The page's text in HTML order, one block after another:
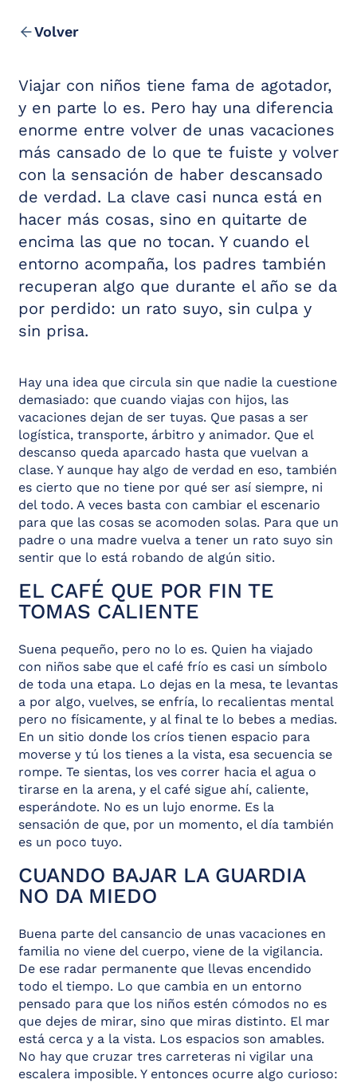
Ocio en la Zona
Volver
Viajar con niños tiene fama de agotador,
y en parte lo es. Pero hay una diferencia
enorme entre volver de unas vacaciones
más cansado de lo que te fuiste y volver
con la sensación de haber descansado
de verdad. La clave casi nunca está en
hacer más cosas, sino en quitarte de
encima las que no tocan. Y cuando el
entorno acompaña, los padres también
recuperan algo que durante el año se da
por perdido: un rato suyo, sin culpa y
sin prisa.
Hay una idea que circula sin que nadie la cuestione
demasiado: que cuando viajas con hijos, las
vacaciones dejan de ser tuyas. Que pasas a ser
logística, transporte, árbitro y animador. Que el
descanso queda aparcado hasta que vuelvan a
clase. Y aunque hay algo de verdad en eso, también
es cierto que no tiene por qué ser así siempre, ni
del todo. A veces basta con cambiar el escenario
para que las cosas se acomoden solas. Para que un
padre o una madre vuelva a tener un rato suyo sin
sentir que lo está robando de algún sitio.
EL CAFÉ QUE POR FIN TE
TOMAS CALIENTE
Suena pequeño, pero no lo es. Quien ha viajado
con niños sabe que el café frío es casi un símbolo
de toda una etapa. Lo dejas en la mesa, te levantas
a por algo, vuelves, se enfría, lo recalientas mental
pero no físicamente, y al final te lo bebes a medias.
En un sitio donde los críos tienen espacio para
moverse y tú los tienes a la vista, esa secuencia se
rompe. Te sientas, los ves correr hacia el agua o
tirarse en la arena, y el café sigue ahí, caliente,
esperándote. No es un lujo enorme. Es la
sensación de que, por un momento, el día también
es un poco tuyo.
CUANDO BAJAR LA GUARDIA
NO DA MIEDO
Buena parte del cansancio de unas vacaciones en
familia no viene del cuerpo, viene de la vigilancia.
De ese radar permanente que llevas encendido
todo el tiempo. Lo que cambia en un entorno
pensado para que los niños estén cómodos no es
que dejes de mirar, sino que miras distinto. El mar
está cerca y a la vista. Los espacios son amables.
No hay que cruzar tres carreteras ni vigilar una
escalera imposible. Y entonces ocurre algo curioso: